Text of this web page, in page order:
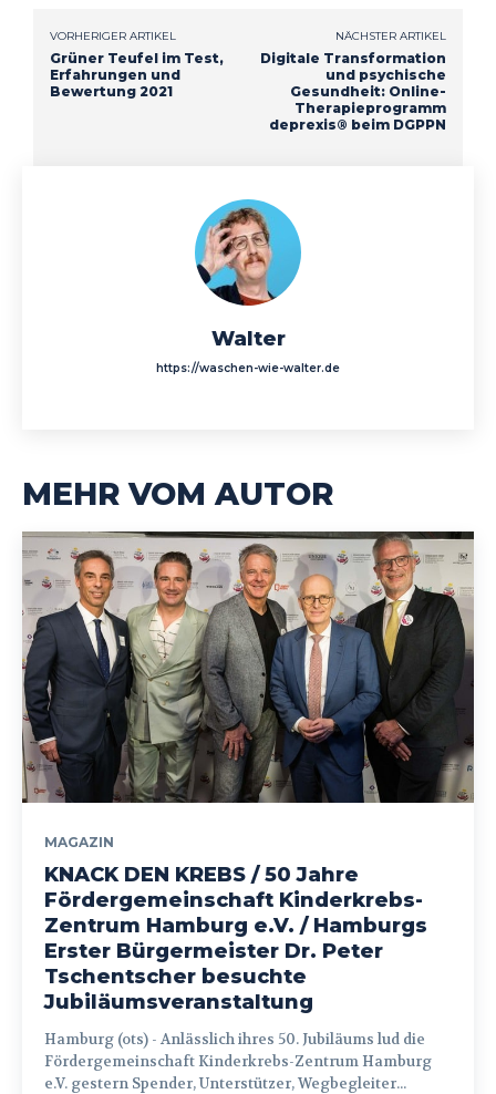
VORHERIGER ARTIKEL
Grüner Teufel im Test,
Erfahrungen und
Bewertung 2021
NÄCHSTER ARTIKEL
Digitale Transformation
und psychische
Gesundheit: Online-
Therapieprogramm
deprexis® beim DGPPN
Walter
https://waschen-wie-walter.de
MEHR VOM AUTOR
MAGAZIN
KNACK DEN KREBS / 50 Jahre
Fördergemeinschaft Kinderkrebs-
Zentrum Hamburg e.V. / Hamburgs
Erster Bürgermeister Dr. Peter
Tschentscher besuchte
Jubiläumsveranstaltung
Hamburg (ots) - Anlässlich ihres 50. Jubiläums lud die
Fördergemeinschaft Kinderkrebs-Zentrum Hamburg
e.V. gestern Spender, Unterstützer, Wegbegleiter...